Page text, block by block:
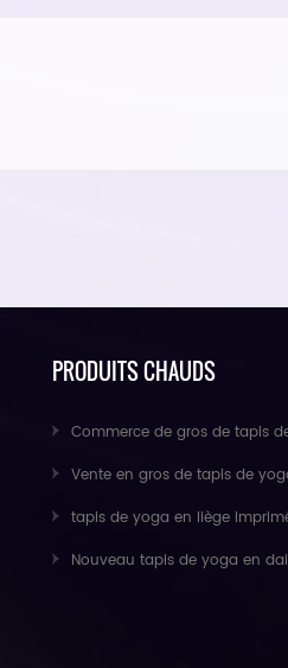
PRODUITS CHAUDS
Commerce de gros de tapis de yoga en liège pour exercice écologique anti-
Vente en gros de tapis de yoga en caoutchouc naturel suédé pour les
tapis de yoga en liège imprimé personnalisé antidérapant en caoutchouc
Nouveau tapis de yoga en daim personnalisé de